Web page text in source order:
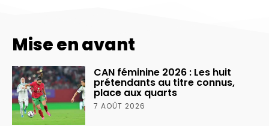
Mise en avant
CAN féminine 2026 : Les huit
prétendants au titre connus,
place aux quarts
7 AOÛT 2026